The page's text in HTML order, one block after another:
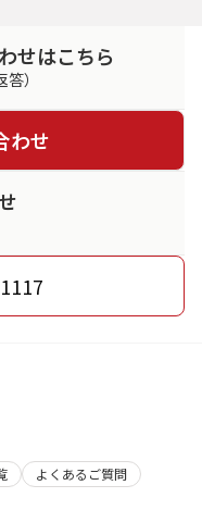
せはこちら
）
わせ
よくあるご質問